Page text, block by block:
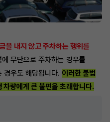
을 내지 않고 주차하는 행위를
무단으로 주차하는 경우를
경우도 해당됩니다. 이러한 불법
량에게 큰 불편을 초래합니다.